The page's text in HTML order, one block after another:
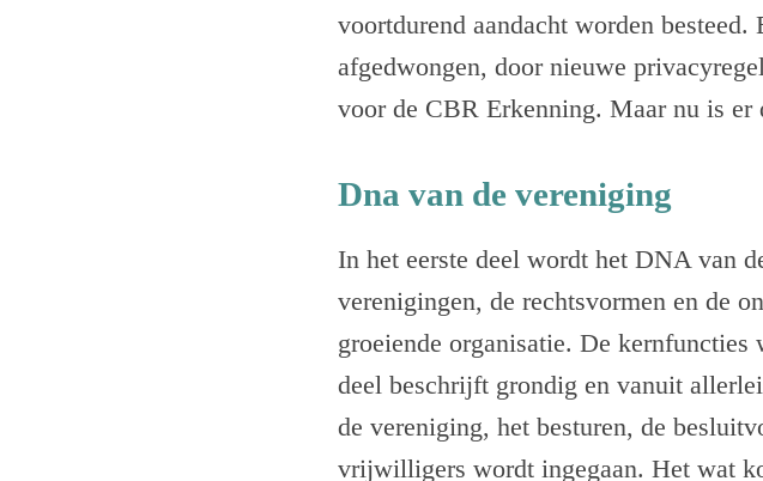
voortdurend aandacht worden
afgedwongen, door nieuwe
voor de CBR Erkenning. Maar nu is er
Dna van de vereniging
In het eerste deel wordt het DNA van
verenigingen, de rechtsvormen en de
groeiende organisatie. De
deel beschrijft grondig en vanuit
de vereniging, het besturen, de
vrijwilligers wordt ingegaan. Het wat